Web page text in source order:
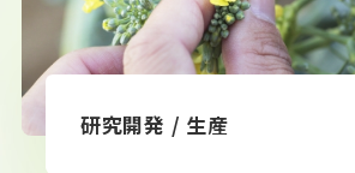
研究開発 / 生産